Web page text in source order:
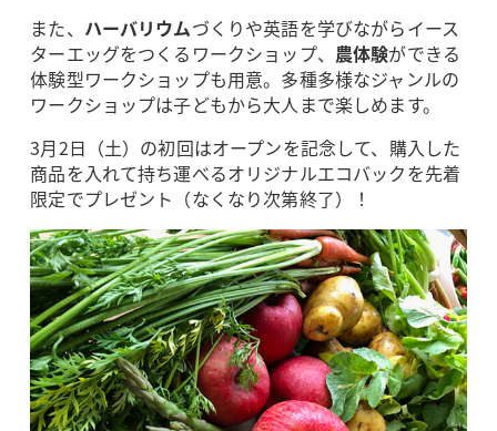
また、 ハーバリウムづくりや英語を学びながらイース
ターエッグをつくるワークショップ、 農体験ができる
体験型ワークショップも用意。多種多様なジャンルの
ワークショップは子どもから大人まで楽しめます。
3月2日（土）の初回はオープンを記念して、購入した
商品を入れて持ち運べるオリジナルエコバックを先着
限定でプレゼント（なくなり次第終了）！